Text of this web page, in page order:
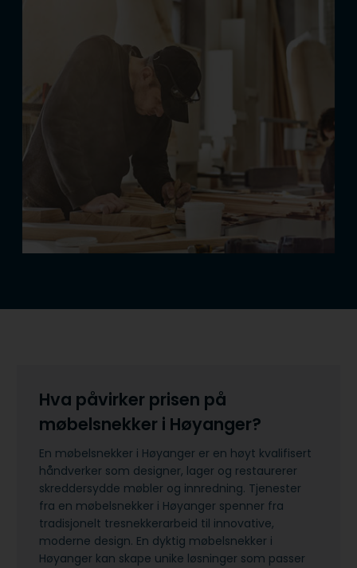
Hva påvirker prisen på
møbelsnekker i Høyanger?
En møbelsnekker i Høyanger er en høyt kvalifisert
håndverker som designer, lager og restaurerer
skreddersydde møbler og innredning. Tjenester
fra en møbelsnekker i Høyanger spenner fra
tradisjonelt tresnekkerarbeid til innovative,
moderne design. En dyktig møbelsnekker i
Høyanger kan skape unike løsninger som passer